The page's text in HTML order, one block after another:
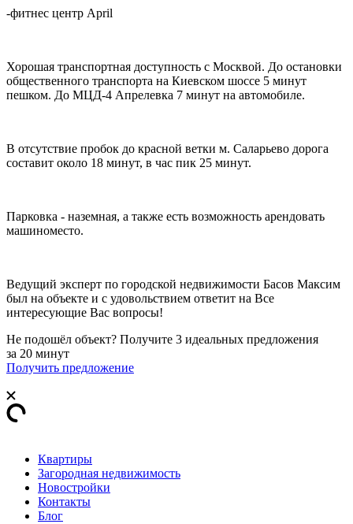
-фитнес центр April
Хорошая транспортная доступность с Москвой. До остановки
общественного транспорта на Киевском шоссе 5 минут
пешком. До МЦД-4 Апрелевка 7 минут на автомобиле.
В отсутствие пробок до красной ветки м. Саларьево дорога
составит около 18 минут, в час пик 25 минут.
Парковка - наземная, а также есть возможность арендовать
машиноместо.
Ведущий эксперт по городской недвижимости Басов Максим
был на объекте и с удовольствием ответит на Все
интересующие Вас вопросы!
Не подошёл объект? Получите 3 идеальных предложения
за 20 минут
Получить предложение
Квартиры
Загородная недвижимость
Новостройки
Контакты
Блог